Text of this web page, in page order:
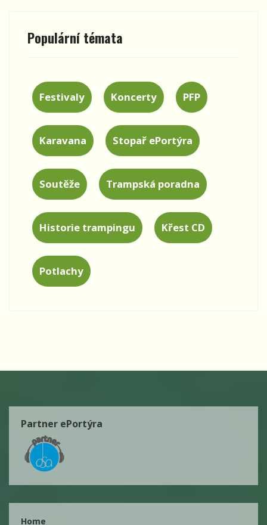
Populární témata
Festivaly Koncerty PFP
Karavana Stopař ePortýra
Soutěže Trampská poradna
Historie trampingu Křest CD
Potlachy
Partner ePortýra
Home